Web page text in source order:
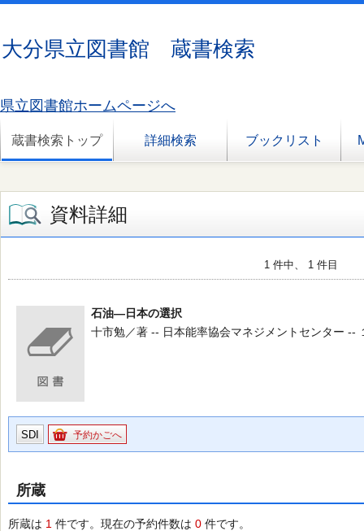
大分県立図書館 蔵書検索
県立図書館ホームページへ
蔵書検索トップ 詳細検索 ブックリスト
資料詳細
1 件中、 1 件目
石油―日本の選択
十市勉／著 -- 日本能率協会マネジメントセンター --
SDI 予約かごへ
所蔵
所蔵は 1 件です。現在の予約件数は 0 件です。